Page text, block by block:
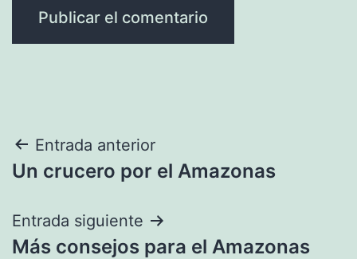
Navegación
de
entradas
Entrada anterior
Un crucero por el Amazonas
Entrada siguiente
Más consejos para el Amazonas